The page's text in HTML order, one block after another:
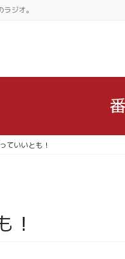
ジオ。
ていいとも！
！